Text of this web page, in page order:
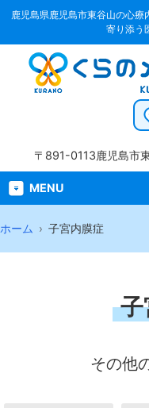
鹿児島県鹿児島市東谷山の心
寄り添う
〒891-0113鹿児島市
MENU
ホーム 子宮内膜症
子
その他